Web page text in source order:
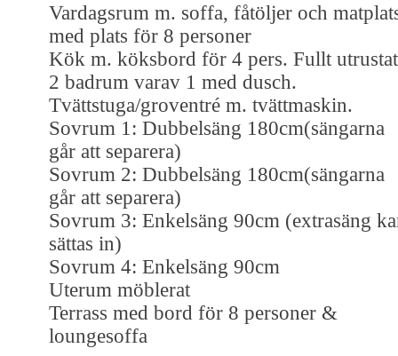
Vardagsrum m. soffa, fåtöljer och
med plats för 8 personer
Kök m. köksbord för 4 pers. Fullt
2 badrum varav 1 med dusch.
Tvättstuga/groventré m. tvättmaskin.
Sovrum 1: Dubbelsäng 180cm(sängarna
går att separera)
Sovrum 2: Dubbelsäng 180cm(sängarna
går att separera)
Sovrum 3: Enkelsäng 90cm (extrasäng
sättas in)
Sovrum 4: Enkelsäng 90cm
Uterum möblerat
Terrass med bord för 8 personer &
loungesoffa